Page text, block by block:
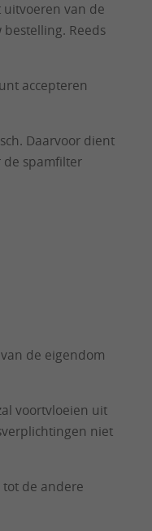
van de
Reeds
accepteren
Daarvoor dient
de spamfilter
de eigendom
voortvloeien uit
niet
de andere